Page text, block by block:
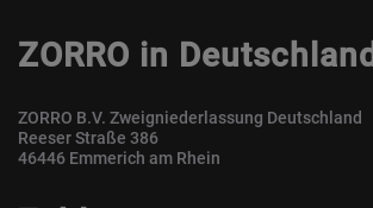
ZORRO in Deutschland
ZORRO B.V. Zweigniederlassung Deutschland
Reeser Straße 386
46446 Emmerich am Rhein